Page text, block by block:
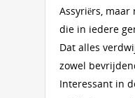
Assyriërs,
die in iedere
Dat alles
zowel
Interessant in